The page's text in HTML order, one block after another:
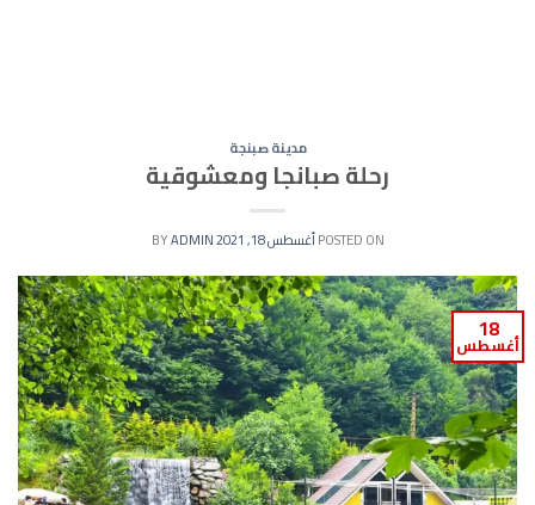
مدينة صبنجة
رحلة صبانجا ومعشوقية
POSTED ONأغسطس 18, 2021 ADMIN
18
أغسطس